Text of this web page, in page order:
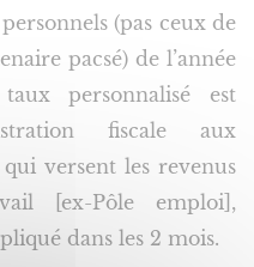
(pas ceux de
pacsé) de l’année
personnalisé est
fiscale aux
versent les revenus
[ex-Pôle emploi],
dans les 2 mois.